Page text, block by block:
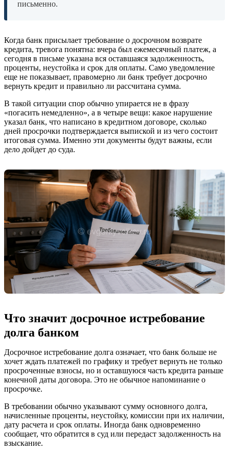
письменно.
Когда банк присылает требование о досрочном возврате
кредита, тревога понятна: вчера был ежемесячный платеж, а
сегодня в письме указана вся оставшаяся задолженность,
проценты, неустойка и срок для оплаты. Само уведомление
еще не показывает, правомерно ли банк требует досрочно
вернуть кредит и правильно ли рассчитана сумма.
В такой ситуации спор обычно упирается не в фразу
«погасить немедленно», а в четыре вещи: какое нарушение
указал банк, что написано в кредитном договоре, сколько
дней просрочки подтверждается выпиской и из чего состоит
итоговая сумма. Именно эти документы будут важны, если
дело дойдет до суда.
Что значит досрочное истребование
долга банком
Досрочное истребование долга означает, что банк больше не
хочет ждать платежей по графику и требует вернуть не только
просроченные взносы, но и оставшуюся часть кредита раньше
конечной даты договора. Это не обычное напоминание о
просрочке.
В требовании обычно указывают сумму основного долга,
начисленные проценты, неустойку, комиссии при их наличии,
дату расчета и срок оплаты. Иногда банк одновременно
сообщает, что обратится в суд или передаст задолженность на
взыскание.